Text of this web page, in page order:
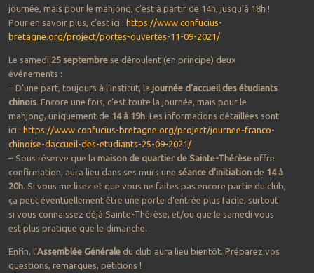
journée, mais pour le mahjong, c’est à partir de 14h, jusqu’à 18h !
Pour en savoir plus, c’est ici : https://www.confucius-
bretagne.org/project/portes-ouvertes-11-09-2021/
Le samedi 25 septembrese déroulent (en principe) deux
événements :
– D’une part, toujours à l’Institut, la journée d’accueil des étudiants
chinois. Encore une fois, c’est toute la journée, mais pour le
mahjong, uniquement de 14 à 19h. Les informations détaillées sont
ici : https://www.confucius-bretagne.org/project/journee-franco-
chinoise-daccueil-des-etudiants-25-09-2021/
– Sous réserve que la maison de quartier de Sainte-Thérèseoffre
confirmation, aura lieu dans ses murs une séance d’initiationde 14 à
20h. Si vous me lisez et que vous ne faites pas encore partie du club,
ça peut éventuellement être une porte d’entrée plus facile, surtout
si vous connaissez déjà Sainte-Thérèse, et/ou que le samedi vous
est plus pratique que le dimanche.
Enfin, l’Assemblée Généraledu club aura lieu bientôt. Préparez vos
questions, remarques, pétitions !